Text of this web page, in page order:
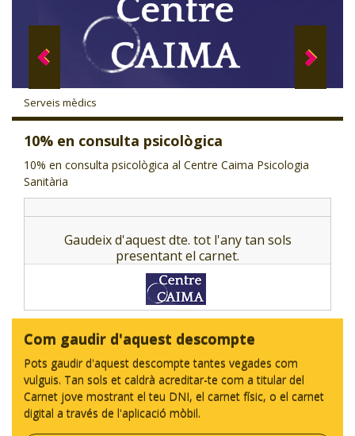
CJ INTERNACIONAL
T'INTERESSA #SOMJOVES
Serveis mèdics
10% en consulta psicològica
10% en consulta psicològica al Centre Caima Psicologia
Sanitària
Gaudeix d'aquest dte. tot l'any tan sols
presentant el carnet.
Com gaudir d'aquest descompte
Pots gaudir d'aquest descompte tantes vegades com
vulguis. Tan sols et caldrà acreditar-te com a titular del
Carnet jove mostrant el teu DNI, el carnet físic, o el carnet
digital a través de l'aplicació mòbil.